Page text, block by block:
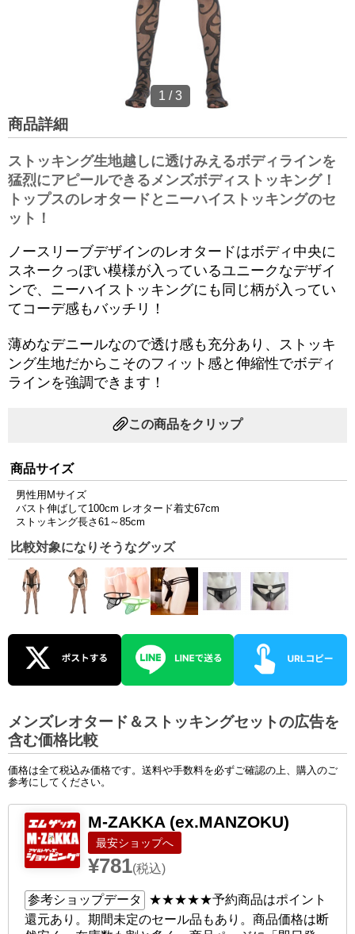
1 /3
商品詳細
ストッキング生地越しに透けみえるボディラインを
猛烈にアピールできるメンズボディストッキング！
トップスのレオタードとニーハイストッキングのセ
ット！
ノースリーブデザインのレオタードはボディ中央に
スネークっぽい模様が入っているユニークなデザイ
ンで、ニーハイストッキングにも同じ柄が入ってい
てコーデ感もバッチリ！
薄めなデニールなので透け感も充分あり、ストッキ
ング生地だからこそのフィット感と伸縮性でボディ
ラインを強調できます！
この商品をクリップ
商品サイズ
男性用Mサイズ
バスト伸ばして100cm レオタード着丈67cm
ストッキング長さ61～85cm
比較対象になりそうなグッズ
メンズレオタード＆ストッキングセットの広告を
含む価格比較
価格は全て税込み価格です。送料や手数料を必ずご確認の上、購入のご
参考にしてください。
M-ZAKKA (ex.MANZOKU)
ショップへ
¥781(税込)
参考ショップデータ ★★★★★予約商品はポイント
還元あり。期間未定のセール品もあり。商品価格は断